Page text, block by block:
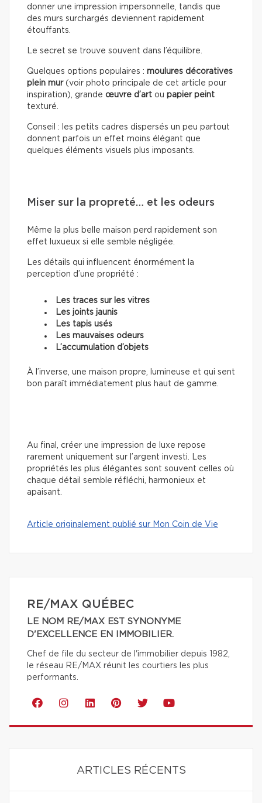
donner une impression impersonnelle, tandis que
des murs surchargés deviennent rapidement
étouffants.
Le secret se trouve souvent dans l’équilibre.
Quelques options populaires : moulures décoratives
plein mur (voir photo principale de cet article pour
inspiration), grande œuvre d’art ou papier peint
texturé.
Conseil : les petits cadres dispersés un peu partout
donnent parfois un effet moins élégant que
quelques éléments visuels plus imposants.
Miser sur la propreté… et les odeurs
Même la plus belle maison perd rapidement son
effet luxueux si elle semble négligée.
Les détails qui influencent énormément la
perception d’une propriété :
Les traces sur les vitres
Les joints jaunis
Les tapis usés
Les mauvaises odeurs
L’accumulation d’objets
À l’inverse, une maison propre, lumineuse et qui sent
bon paraît immédiatement plus haut de gamme.
Au final, créer une impression de luxe repose
rarement uniquement sur l’argent investi. Les
propriétés les plus élégantes sont souvent celles où
chaque détail semble réfléchi, harmonieux et
apaisant.
Article originalement publié sur Mon Coin de Vie
RE/MAX QUÉBEC
LE NOM RE/MAX EST SYNONYME
D'EXCELLENCE EN IMMOBILIER.
Chef de file du secteur de l'immobilier depuis 1982,
le réseau RE/MAX réunit les courtiers les plus
performants.
ARTICLES RÉCENTS